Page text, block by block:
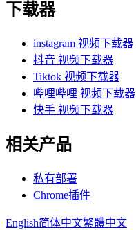
下载器
instagram 视频下载器
抖音 视频下载器
Tiktok 视频下载器
哔哩哔哩 视频下载器
快手 视频下载器
相关产品
私有部署
Chrome插件
English简体中文繁體中文